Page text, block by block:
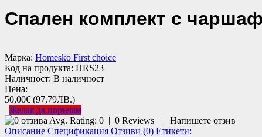
Спален комплект с
Марка: Homesko First choice
Код на продукта: HRS23
Наличност: В наличност
Цена:
50,00€ (97,79ЛВ.)
Желая да поръчам
Avg. Rating: 0 | 0 Reviews | Напишете отзив
Описание Спецификация Отзиви (0) Етикети: